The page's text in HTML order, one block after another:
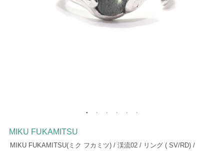
MIKU FUKAMITSU
MIKU FUKAMITSU(ミク フカミツ) / 渓流02 / リング ( SV/RD) /